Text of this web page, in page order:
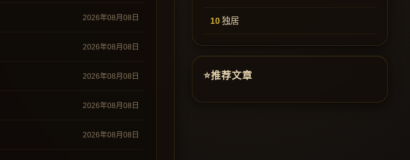
2026年08月08日
2026年08月08日
2026年08月08日
2026年08月08日
2026年08月08日
独居
推荐文章